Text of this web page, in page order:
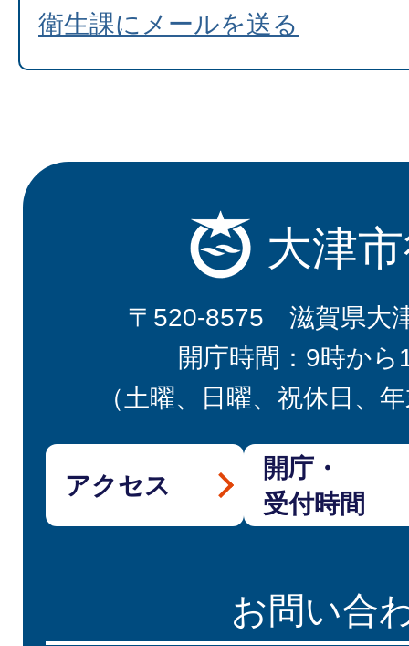
衛生課にメールを送る
大津
〒520-8575 滋賀県大
開庁時間：9時から
（土曜、日曜、祝休日、
アクセス
開庁・
受付時間
お問い合